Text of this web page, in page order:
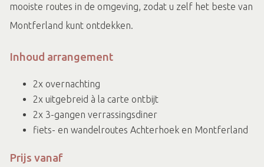
mooiste routes in de omgeving, zodat u zelf het beste van
Montferland kunt ontdekken.
Inhoud arrangement
2x overnachting
2x uitgebreid à la carte ontbijt
2x 3-gangen verrassingsdiner
fiets- en wandelroutes Achterhoek en Montferland
Prijs vanaf